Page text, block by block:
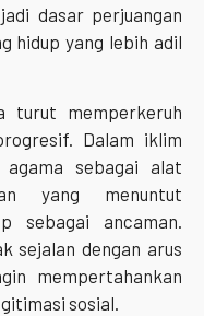
dasar perjuangan
hidup yang lebih adil
turut memperkeruh
Dalam iklim
sebagai alat
yang menuntut
sebagai ancaman.
sejalan dengan arus
mempertahankan
sosial.